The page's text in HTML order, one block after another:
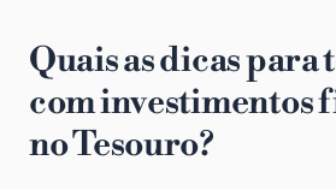
Quais as dicas
com investimentos
no Tesouro?